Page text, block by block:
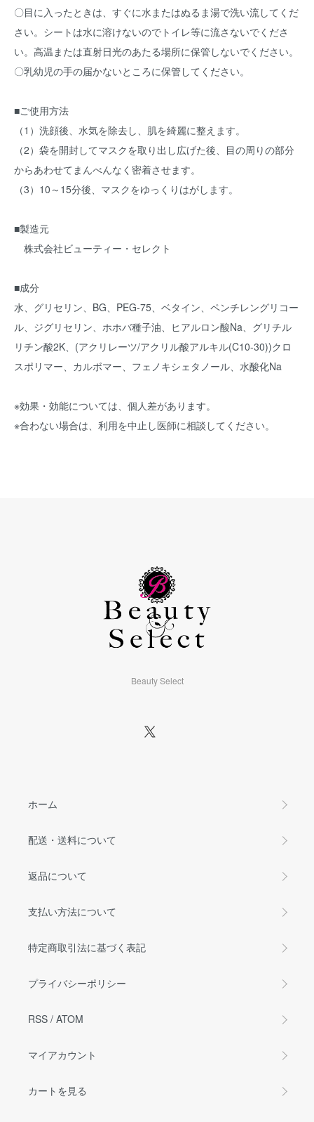
〇目に入ったときは、すぐに水またはぬるま湯で洗い流してくだ
さい。シートは水に溶けないのでトイレ等に流さないでくださ
い。高温または直射日光のあたる場所に保管しないでください。
〇乳幼児の手の届かないところに保管してください。
■ご使用方法
（1）洗顔後、水気を除去し、肌を綺麗に整えます。
（2）袋を開封してマスクを取り出し広げた後、目の周りの部分
からあわせてまんべんなく密着させます。
（3）10～15分後、マスクをゆっくりはがします。
■製造元
株式会社ビューティー・セレクト
■成分
水、グリセリン、BG、PEG-75、ベタイン、ペンチレングリコー
ル、ジグリセリン、ホホバ種子油、ヒアルロン酸Na、グリチル
リチン酸2K、(アクリレーツ/アクリル酸アルキル(C10-30))クロ
スポリマー、カルボマー、フェノキシェタノール、水酸化Na
※効果・効能については、個人差があります。
※合わない場合は、利用を中止し医師に相談してください。
Beauty Select
ホーム
配送・送料について
返品について
支払い方法について
特定商取引法に基づく表記
プライバシーポリシー
RSS / ATOM
マイアカウント
カートを見る